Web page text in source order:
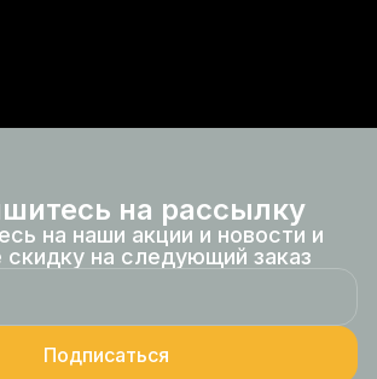
на рассылку
на наши акции и новости и
скидку на следующий заказ
Подписаться